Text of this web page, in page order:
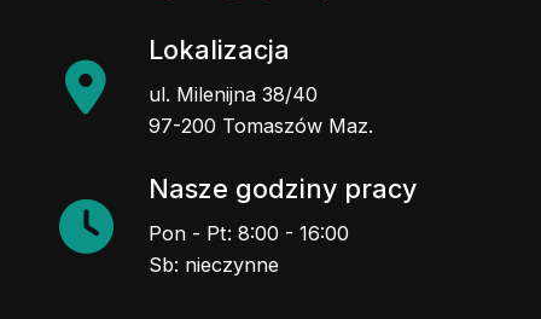
Lokalizacja
ul. Milenijna 38/40
97-200 Tomaszów Maz.
Nasze godziny pracy
Pon - Pt: 8:00 - 16:00
Sb: nieczynne